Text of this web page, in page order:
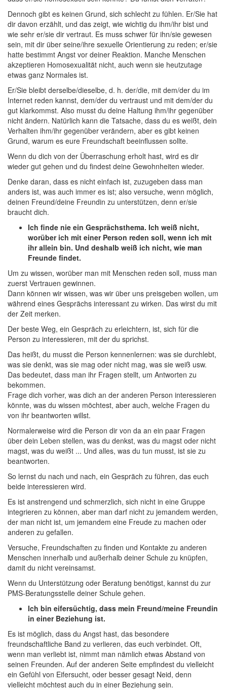
Dennoch gibt es keinen Grund, sich schlecht zu fühlen. Er/Sie hat
dir davon erzählt, und das zeigt, wie wichtig du ihm/ihr bist und
wie sehr er/sie dir vertraut. Es muss schwer für ihn/sie gewesen
sein, mit dir über seine/ihre sexuelle Orientierung zu reden; er/sie
hatte bestimmt Angst vor deiner Reaktion. Manche Menschen
akzeptieren Homosexualität nicht, auch wenn sie heutzutage
etwas ganz Normales ist.
Er/Sie bleibt derselbe/dieselbe, d. h. der/die, mit dem/der du im
Internet reden kannst, dem/der du vertraust und mit dem/der du
gut klarkommst. Also musst du deine Haltung ihm/ihr gegenüber
nicht ändern. Natürlich kann die Tatsache, dass du es weißt, dein
Verhalten ihm/ihr gegenüber verändern, aber es gibt keinen
Grund, warum es eure Freundschaft beeinflussen sollte.
Wenn du dich von der Überraschung erholt hast, wird es dir
wieder gut gehen und du findest deine Gewohnheiten wieder.
Denke daran, dass es nicht einfach ist, zuzugeben dass man
anders ist, was auch immer es ist; also versuche, wenn möglich,
deinen Freund/deine Freundin zu unterstützen, denn er/sie
braucht dich.
Ich finde nie ein Gesprächsthema. Ich weiß nicht,
worüber ich mit einer Person reden soll, wenn ich mit
ihr allein bin. Und deshalb weiß ich nicht, wie man
Freunde findet.
Um zu wissen, worüber man mit Menschen reden soll, muss man
zuerst Vertrauen gewinnen.
Dann können wir wissen, was wir über uns preisgeben wollen, um
während eines Gesprächs interessant zu wirken. Das wirst du mit
der Zeit merken.
Der beste Weg, ein Gespräch zu erleichtern, ist, sich für die
Person zu interessieren, mit der du sprichst.
Das heißt, du musst die Person kennenlernen: was sie durchlebt,
was sie denkt, was sie mag oder nicht mag, was sie weiß usw.
Das bedeutet, dass man ihr Fragen stellt, um Antworten zu
bekommen.
Frage dich vorher, was dich an der anderen Person interessieren
könnte, was du wissen möchtest, aber auch, welche Fragen du
von ihr beantworten willst.
Normalerweise wird die Person dir von da an ein paar Fragen
über dein Leben stellen, was du denkst, was du magst oder nicht
magst, was du weißt ... Und alles, was du tun musst, ist sie zu
beantworten.
So lernst du nach und nach, ein Gespräch zu führen, das euch
beide interessieren wird.
Es ist anstrengend und schmerzlich, sich nicht in eine Gruppe
integrieren zu können, aber man darf nicht zu jemandem werden,
der man nicht ist, um jemandem eine Freude zu machen oder
anderen zu gefallen.
Versuche, Freundschaften zu finden und Kontakte zu anderen
Menschen innerhalb und außerhalb deiner Schule zu knüpfen,
damit du nicht vereinsamst.
Wenn du Unterstützung oder Beratung benötigst, kannst du zur
PMS-Beratungsstelle deiner Schule gehen.
Ich bin eifersüchtig, dass mein Freund/meine Freundin
in einer Beziehung ist.
Es ist möglich, dass du Angst hast, das besondere
freundschaftliche Band zu verlieren, das euch verbindet. Oft,
wenn man verliebt ist, nimmt man nämlich etwas Abstand von
seinen Freunden. Auf der anderen Seite empfindest du vielleicht
ein Gefühl von Eifersucht, oder besser gesagt Neid, denn
vielleicht möchtest auch du in einer Beziehung sein.